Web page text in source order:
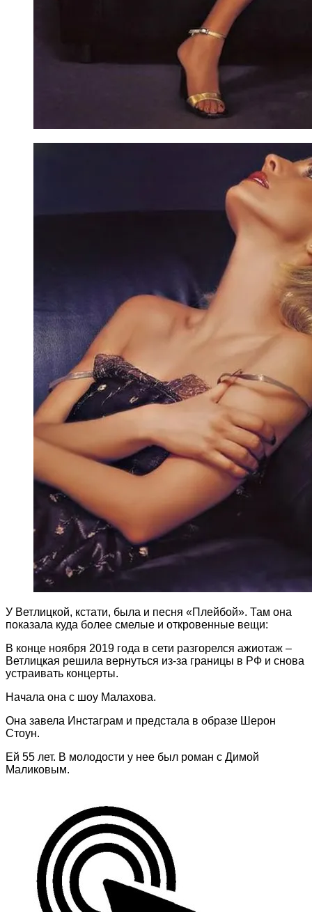
У Ветлицкой, кстати, была и песня «Плейбой». Там она
показала куда более смелые и откровенные вещи:
В конце ноября 2019 года в сети разгорелся ажиотаж –
Ветлицкая решила вернуться из-за границы в РФ и снова
устраивать концерты.
Начала она с шоу Малахова.
Она завела Инстаграм и предстала в образе Шерон
Стоун.
Ей 55 лет. В молодости у нее был роман с Димой
Маликовым.